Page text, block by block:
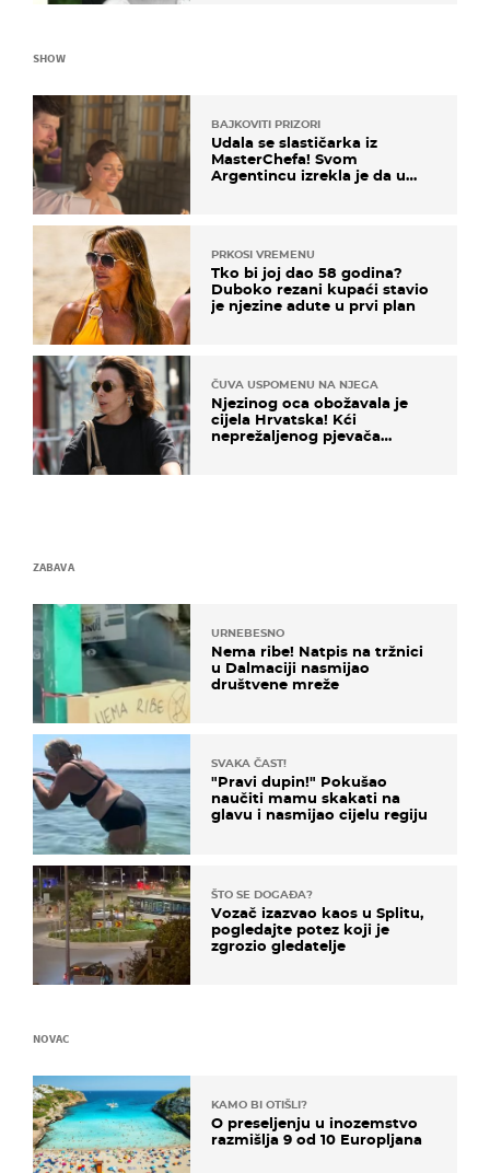
SHOW
BAJKOVITI PRIZORI
Udala se slastičarka iz
MasterChefa! Svom
Argentincu izrekla je da u
PRKOSI VREMENU
Tko bi joj dao 58 godina?
Duboko rezani kupaći stavio
je njezine adute u prvi plan
ČUVA USPOMENU NA NJEGA
Njezinog oca obožavala je
cijela Hrvatska! Kći
neprežaljenog pjevača
ZABAVA
URNEBESNO
Nema ribe! Natpis na tržnici
u Dalmaciji nasmijao
društvene mreže
SVAKA ČAST!
"Pravi dupin!" Pokušao
naučiti mamu skakati na
glavu i nasmijao cijelu regiju
ŠTO SE DOGAĐA?
Vozač izazvao kaos u Splitu,
pogledajte potez koji je
zgrozio gledatelje
NOVAC
KAMO BI OTIŠLI?
O preseljenju u inozemstvo
razmišlja 9 od 10 Europljana